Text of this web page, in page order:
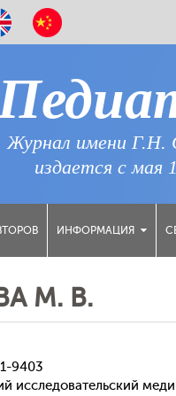
Журнал имени Г.Н.
издается с мая
ИНФОРМАЦИЯ
М. В.
9403
исследовательский